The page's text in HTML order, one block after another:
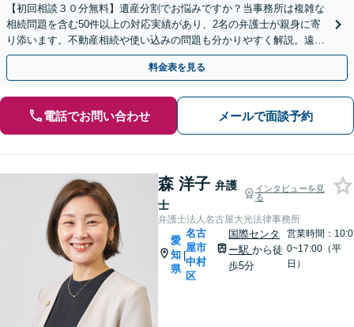
【初回相談３０分無料】遺産分割でお悩みですか？当事務所は複雑な
相続問題を含む50件以上の対応実績があり、2名の弁護士が親身に寄
り添います。不動産相続や使い込みの問題も分かりやすく解説。遠方
のご家族ともWEB相談が可能。LINE予約受付中。
料金表を見る
電話でお問い合わせ メールで面談予約
森 洋子 弁護
士
インタビューを見
る
弁護士法人名古屋大光法律事務所
愛
知
県
|
名古
屋市
中村
区
国際センタ
ー駅から徒
歩5分
営業時間：10:0
0~17:00（平
日）